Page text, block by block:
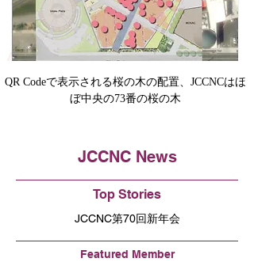
QR Codeで表示される桜の木の配置、JCCNCはほ
ぼ中央の73番の桜の木
JCCNC News
Top Stories
JCCNC第70回新年会
Featured Member